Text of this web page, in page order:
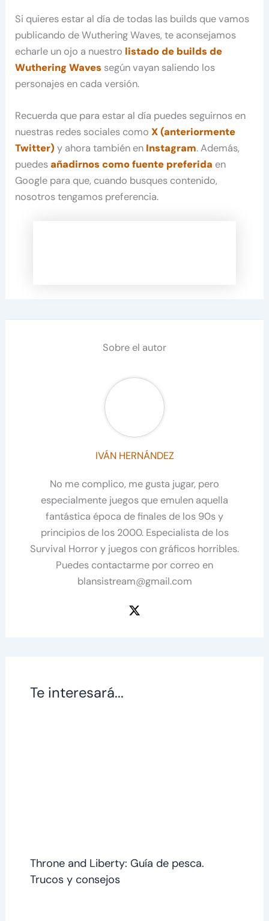
Si quieres estar al día de todas las builds que vamos
publicando de Wuthering Waves, te aconsejamos
echarle un ojo a nuestro listado de builds de
Wuthering Waves según vayan saliendo los
personajes en cada versión.
Recuerda que para estar al día puedes seguirnos en
nuestras redes sociales comoX (anteriormente
Twitter) y ahora también en Instagram. Además,
puedesañadirnos como fuente preferida en
Google para que, cuando busques contenido,
nosotros tengamos preferencia.
Sobre el autor
IVÁN HERNÁNDEZ
No me complico, me gusta jugar, pero
especialmente juegos que emulen aquella
fantástica época de finales de los 90s y
principios de los 2000. Especialista de los
Survival Horror y juegos con gráficos horribles.
Puedes contactarme por correo en
blansistream@gmail.com
Te interesará...
Throne and Liberty: Guía de pesca.
Trucos y consejos